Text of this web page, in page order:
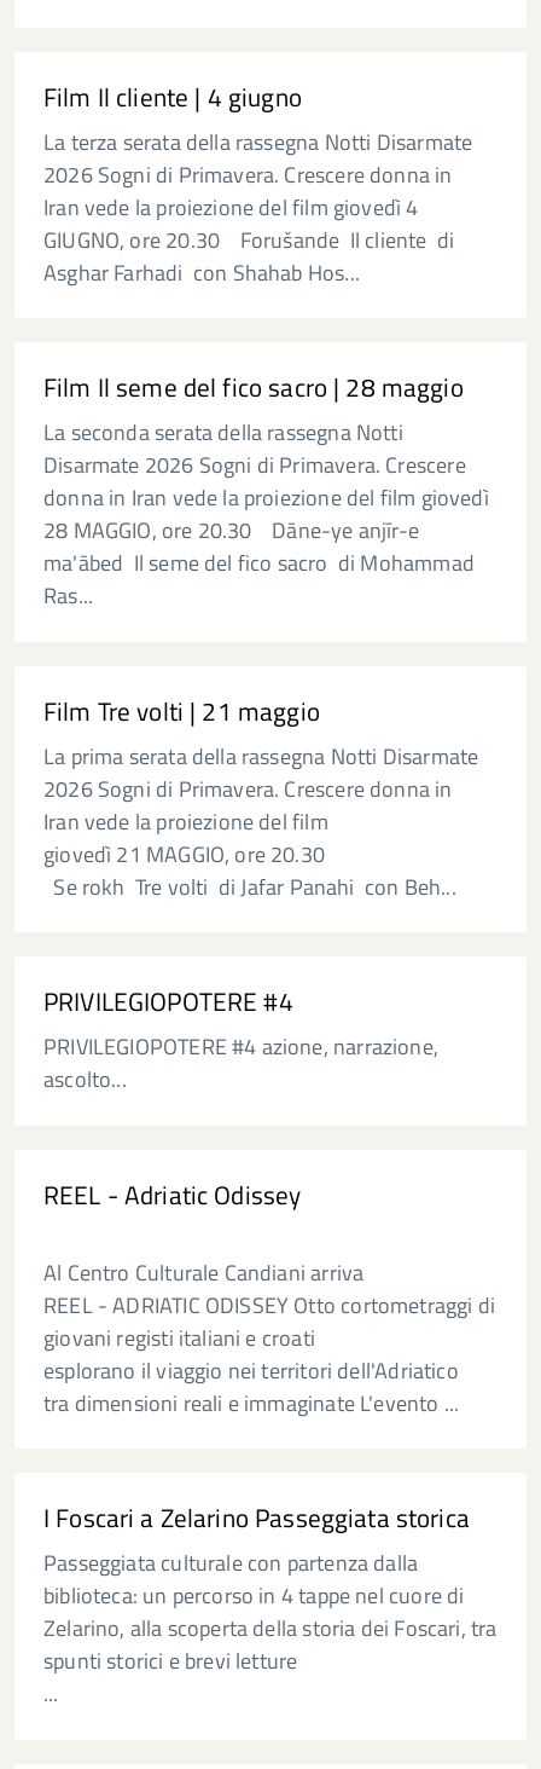
Film Il cliente | 4 giugno
La terza serata della rassegna Notti Disarmate
2026 Sogni di Primavera. Crescere donna in
Iran vede la proiezione del film giovedì 4
GIUGNO, ore 20.30 Forušande Il cliente di
Asghar Farhadi con Shahab Hos...
Film Il seme del fico sacro | 28 maggio
La seconda serata della rassegna Notti
Disarmate 2026 Sogni di Primavera. Crescere
donna in Iran vede la proiezione del film giovedì
28 MAGGIO, ore 20.30 Dāne-ye anjīr-e
ma'ābed Il seme del fico sacro di Mohammad
Ras...
Film Tre volti | 21 maggio
La prima serata della rassegna Notti Disarmate
2026 Sogni di Primavera. Crescere donna in
Iran vede la proiezione del film
giovedì 21 MAGGIO, ore 20.30
Se rokh Tre volti di Jafar Panahi con Beh...
PRIVILEGIOPOTERE #4
PRIVILEGIOPOTERE #4 azione, narrazione,
ascolto...
REEL - Adriatic Odissey
Al Centro Culturale Candiani arriva
REEL - ADRIATIC ODISSEY Otto cortometraggi di
giovani registi italiani e croati
esplorano il viaggio nei territori dell'Adriatico
tra dimensioni reali e immaginate L'evento ...
I Foscari a Zelarino Passeggiata storica
Passeggiata culturale con partenza dalla
biblioteca: un percorso in 4 tappe nel cuore di
Zelarino, alla scoperta della storia dei Foscari, tra
spunti storici e brevi letture
...